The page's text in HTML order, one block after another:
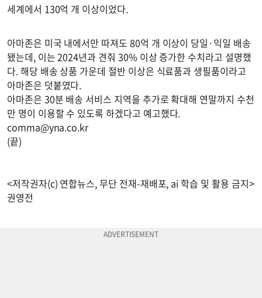
세계에서 130억 개 이상이었다.
아마존은 미국 내에서만 따져도 80억 개 이상이 당일·익일 배송
됐는데, 이는 2024년과 견줘 30% 이상 증가한 수치라고 설명했
다. 해당 배송 상품 가운데 절반 이상은 식료품과 생필품이라고
아마존은 덧붙였다.
아마존은 30분 배송 서비스 지역을 추가로 확대해 연말까지 수천
만 명이 이용할 수 있도록 하겠다고 예고했다.
comma@yna.co.kr
(끝)
<저작권자(c) 연합뉴스, 무단 전재-재배포, ai 학습 및 활용 금지>
권영전